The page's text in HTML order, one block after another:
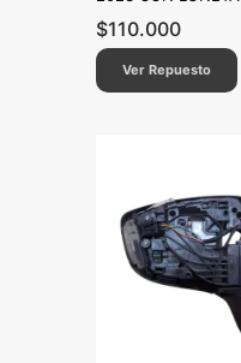
$110.000
Ver Repuesto